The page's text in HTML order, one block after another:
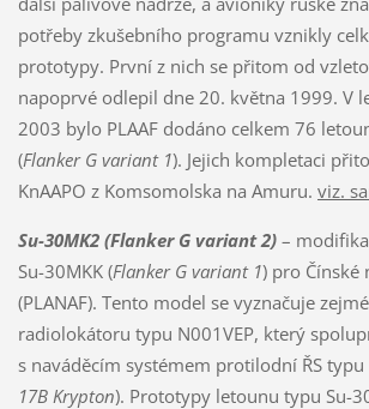
potřeby zkušebního programu vznikly
prototypy. První z nich se přitom od
napoprvé odlepil dne 20. května 1999. V
2003 bylo PLAAF dodáno celkem 76
(Flanker G variant 1). Jejich kompletaci
KnAAPO z Komsomolska na Amuru. viz.
Su-30MK2 (Flanker G variant 2)–
Su-30MKK (Flanker G variant 1) pro Čínské
(PLANAF). Tento model se vyznačuje
radiolokátoru typu N001VEP, který
s naváděcím systémem protilodní ŘS typu
17B Krypton). Prototypy letounu typu Su-